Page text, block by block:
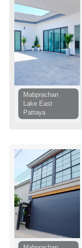
Mabprachan
Lake East
Pattaya